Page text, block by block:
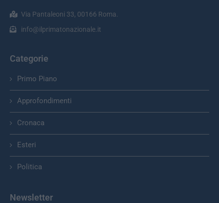
Via Pantaleoni 33, 00166 Roma.
info@ilprimatonazionale.it
Categorie
Primo Piano
Approfondimenti
Cronaca
Esteri
Politica
Newsletter